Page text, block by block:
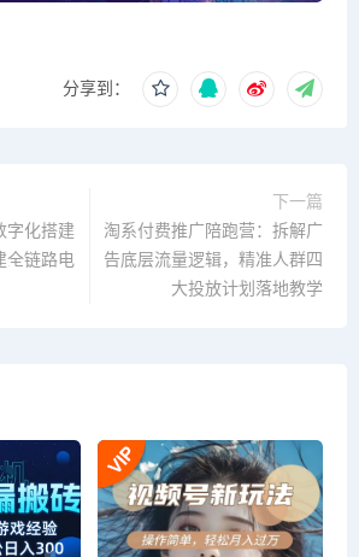
分享到：
字化搭建
全链路电
下一篇
淘系付费推广陪跑营：拆解广
告底层流量逻辑，精准人群四
大投放计划落地教学